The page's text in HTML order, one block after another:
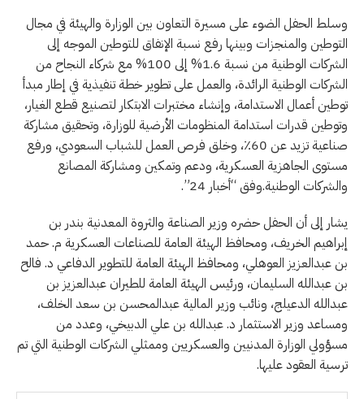
وسلط الحفل الضوء على مسيرة التعاون بين الوزارة والهيئة في مجال
التوطين والمنجزات وبينها رفع نسبة الإنفاق للتوطين الموجه إلى
الشركات الوطنية من نسبة 1.6% إلى 100% مع شركاء النجاح من
الشركات الوطنية الرائدة، والعمل على تطوير خطة تنفيذية في إطار مبدأ
توطين أعمال الاستدامة، وإنشاء مختبرات الابتكار لتصنيع قطع الغيار،
وتوطين قدرات استدامة المنظومات الأرضية للوزارة، وتحقيق مشاركة
صناعية تزيد عن 60٪، وخلق فرص العمل للشباب السعودي، ورفع
مستوى الجاهزية العسكرية، ودعم وتمكين ومشاركة المصانع
والشركات الوطنية.وفق “أخبار 24”.
يشار إلى أن الحفل حضره وزير الصناعة والثروة المعدنية بندر بن
إبراهيم الخريف، ومحافظ الهيئة العامة للصناعات العسكرية م. حمد
بن عبدالعزيز العوهلي، ومحافظ الهيئة العامة للتطوير الدفاعي د. فالح
بن عبدالله السليمان، ورئيس الهيئة العامة للطيران عبدالعزيز بن
عبدالله الدعيلج، ونائب وزير المالية عبدالمحسن بن سعد الخلف،
ومساعد وزير الاستثمار د. عبدالله بن علي الدبيخي، وعدد من
مسؤولي الوزارة المدنيين والعسكريين وممثلي الشركات الوطنية التي تم
ترسية العقود عليها.